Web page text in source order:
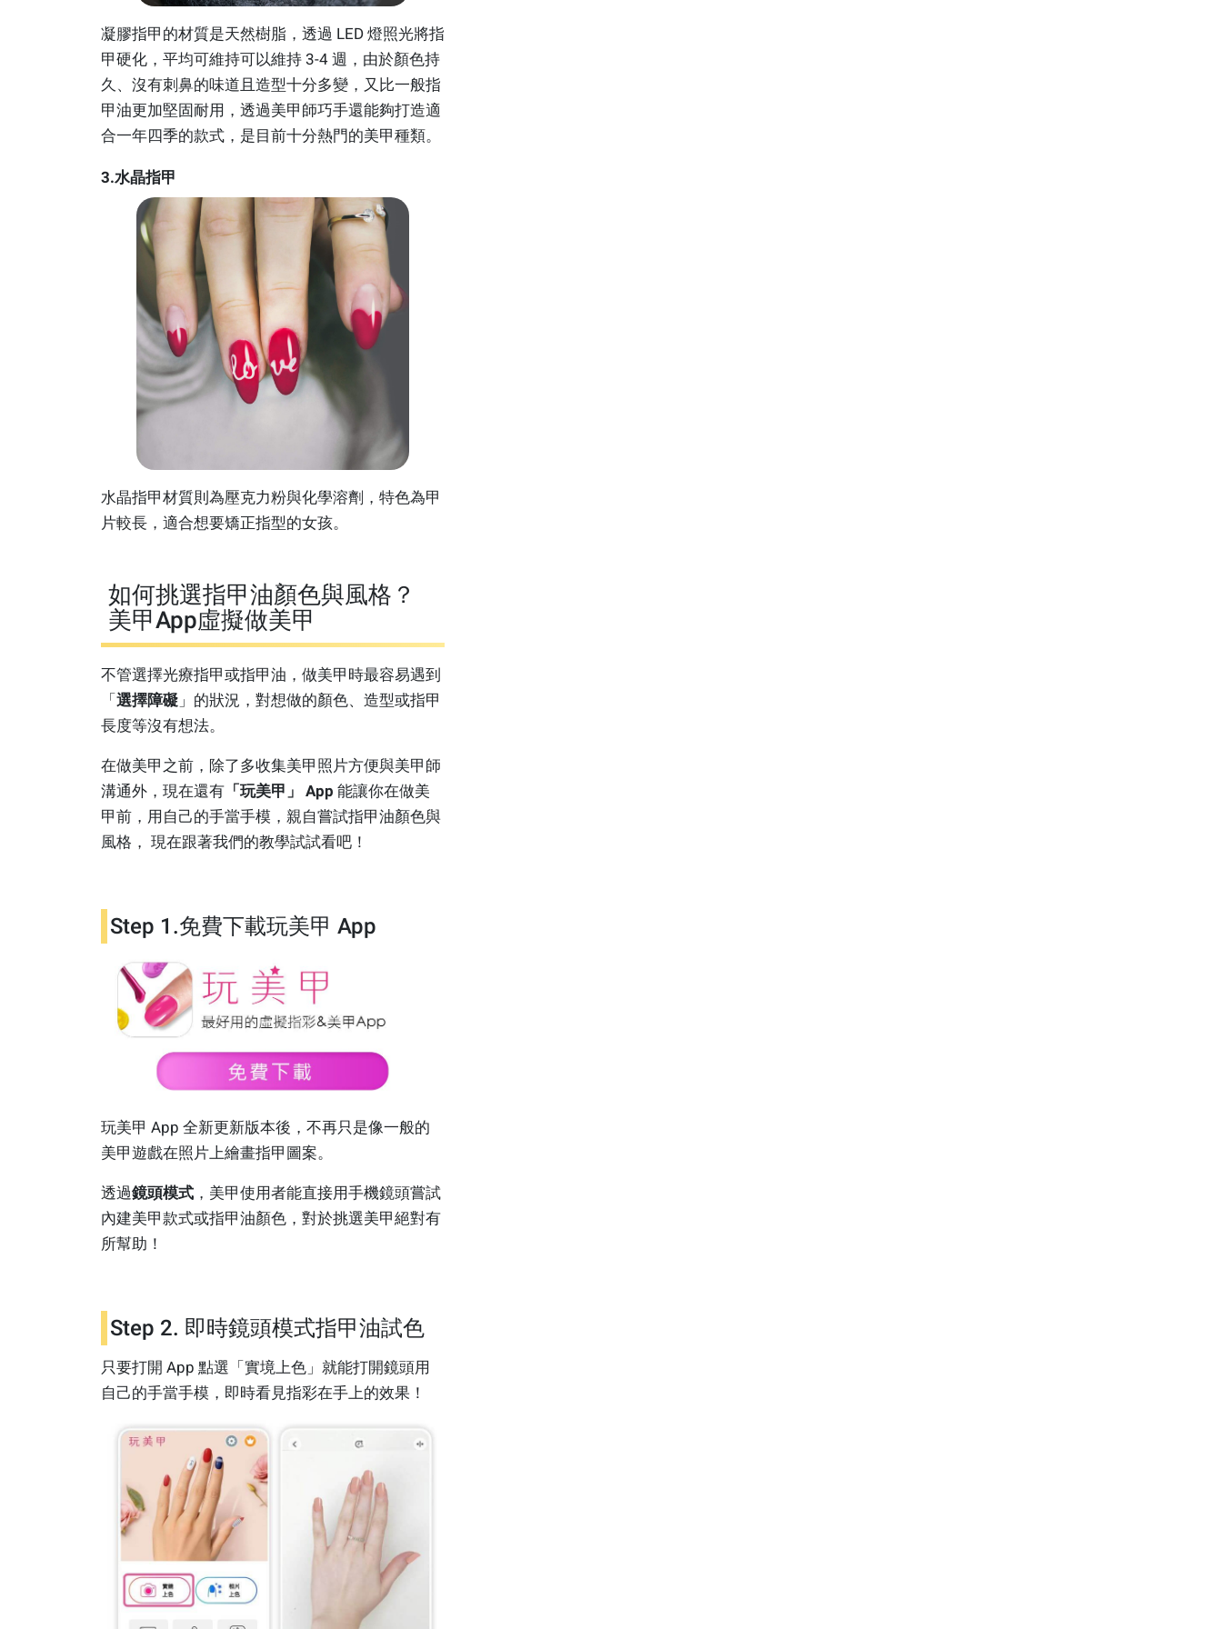
凝膠指甲的材質是天然樹脂，透過 LED 燈照光將指
甲硬化，平均可維持可以維持 3-4 週，由於顏色持
久、沒有刺鼻的味道且造型十分多變，又比一般指
甲油更加堅固耐用，透過美甲師巧手還能夠打造適
合一年四季的款式，是目前十分熱門的美甲種類。
3.水晶指甲
水晶指甲材質則為壓克力粉與化學溶劑，特色為甲
片較長，適合想要矯正指型的女孩。
如何挑選指甲油顏色與風格？
美甲App虛擬做美甲
不管選擇光療指甲或指甲油，做美甲時最容易遇到
「選擇障礙」的狀況，對想做的顏色、造型或指甲
長度等沒有想法。
在做美甲之前，除了多收集美甲照片方便與美甲師
溝通外，現在還有「玩美甲」 App 能讓你在做美
甲前，用自己的手當手模，親自嘗試指甲油顏色與
風格， 現在跟著我們的教學試試看吧！
Step 1.免費下載玩美甲 App
玩美甲 App 全新更新版本後，不再只是像一般的
美甲遊戲在照片上繪畫指甲圖案。
透過鏡頭模式，美甲使用者能直接用手機鏡頭嘗試
內建美甲款式或指甲油顏色，對於挑選美甲絕對有
所幫助！
Step 2. 即時鏡頭模式指甲油試色
只要打開 App 點選「實境上色」就能打開鏡頭用
自己的手當手模，即時看見指彩在手上的效果！